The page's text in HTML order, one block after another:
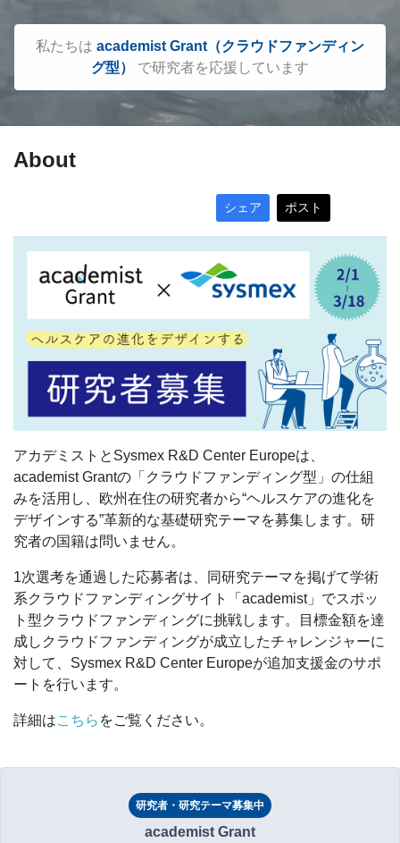
私たちは academist Grant（クラウドファンディン
グ型）
で研究者を応援しています
About
シェア ポスト
アカデミストとSysmex R&D Center Europeは、
academist Grantの「クラウドファンディング型」の仕組
みを活用し、欧州在住の研究者から“ヘルスケアの進化を
デザインする”革新的な基礎研究テーマを募集します。研
究者の国籍は問いません。
1次選考を通過した応募者は、同研究テーマを掲げて学術
系クラウドファンディングサイト「academist」でスポッ
ト型クラウドファンディングに挑戦します。目標金額を達
成しクラウドファンディングが成立したチャレンジャーに
対して、Sysmex R&D Center Europeが追加支援金のサポ
ートを行います。
詳細はこちら をご覧ください。
研究者・研究テーマ募集中
academist Grant